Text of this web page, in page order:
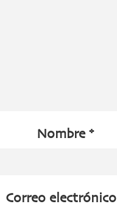
Nombre *
Correo electrónico